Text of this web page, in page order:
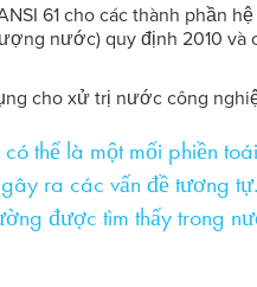
61 cho các thành phần
nước) quy định 2010
cho xử trị nước công
thể là một mối phiền
ra các vấn đề tương
được tìm thấy trong